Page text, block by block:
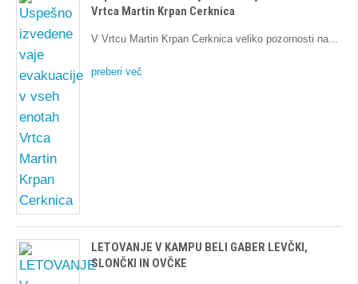
Vrtca Martin Krpan Cerknica
V Vrtcu Martin Krpan Cerknica veliko pozornosti na
preberi več
LETOVANJE V KAMPU BELI GABER LEVČKI,
SLONČKI IN OVČKE